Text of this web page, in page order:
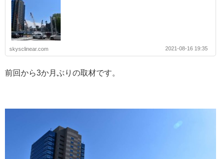
skysclinear.com 2021-08-16 19:35
前回から3か月ぶりの取材です。